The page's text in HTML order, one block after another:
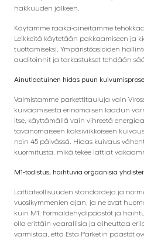
hakkuuden jälkeen.
Käytämme raaka-aineitamme
Leikkeitä käytetään pakkaamiseen ja
tuottamiseksi. Ympäristöasioiden
auditoinnit ja tarkastukset tehdään
Ainutlaatuinen hidas puun
Valmistamme parkettitauluja vain
kuivaamisesta erinomaisen laadun
itse, käyttämällä vain vihreetä
tavanomaiseen kaksiviikkoiseen
noin 45 päivässä. Hidas kuivaus
kuormitusta, mikä tekee lattiat
M1-todistus, haihtuvia orgaanisia
Lattiateollisuuden standardeja ja
vuosikymmenien ajan, ja ne ovat
kuin M1. Formaldehydipäästöt ja
olla erittäin vaarallisia ja aiheuttaa
varmistaa, että Esta Parketin päästöt